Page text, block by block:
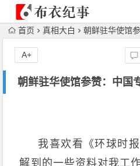
首页 真相大白 朝鲜驻华使馆
朝鲜驻华使馆参赞：中国
A+
我喜欢看《环球时
解到的一些资料对我工